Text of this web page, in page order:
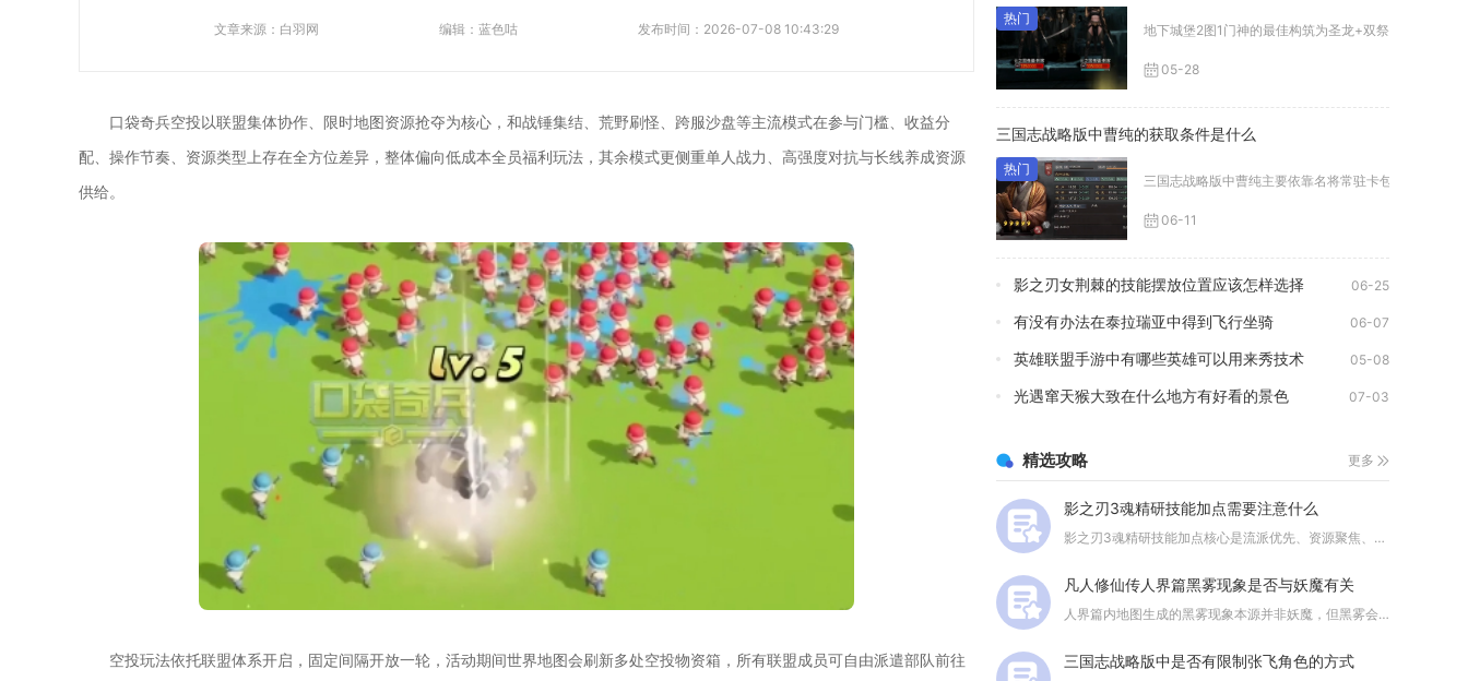
文章来源： 白羽网 编辑： 蓝色咕 发布时间： 2026-07-08 10:43:29
口袋奇兵空投以联盟集体协作、限时地图资源抢夺为核心，和战锤集结、荒野刷怪、跨服沙盘等主流模式在参与门槛、收益分
配、操作节奏、资源类型上存在全方位差异，整体偏向低成本全员福利玩法，其余模式更侧重单人战力、高强度对抗与长线养成资源
供给。
空投玩法依托联盟体系开启，固定间隔开放一轮，活动期间世界地图会刷新多处空投物资箱，所有联盟成员可自由派遣部队前往
地下城堡2图1门神的最佳构筑为圣龙+双祭司+火法，这
05-28
三国志战略版中曹纯的获取条件是什么
三国志战略版中曹纯主要依靠名将常驻卡包、赛季限定
06-11
影之刃女荆棘的技能摆放位置应该怎样选择 06-25
有没有办法在泰拉瑞亚中得到飞行坐骑 06-07
英雄联盟手游中有哪些英雄可以用来秀技术 05-08
光遇窜天猴大致在什么地方有好看的景色 07-03
精选攻略 更多
影之刃3魂精研技能加点需要注意什么
影之刃3魂精研技能加点核心是流派优先、资源聚焦、分支适配、链...
凡人修仙传人界篇黑雾现象是否与妖魔有关
人界篇内地图生成的黑雾现象本源并非妖魔，但黑雾会主动引动、滋...
三国志战略版中是否有限制张飞角色的方式